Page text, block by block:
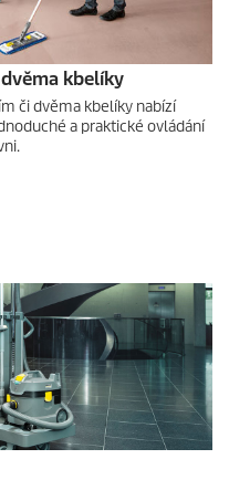
kbelíky
či dvěma kbelíky nabízí
a praktické ovládání